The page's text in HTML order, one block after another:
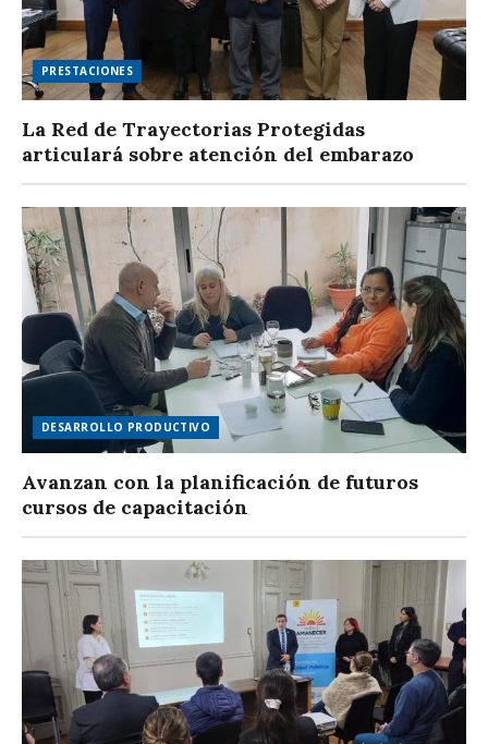
PRESTACIONES
La Red de Trayectorias Protegidas
articulará sobre atención del embarazo
DESARROLLO PRODUCTIVO
Avanzan con la planificación de futuros
cursos de capacitación